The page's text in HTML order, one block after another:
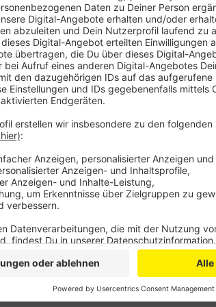
Wie der Veranstalter mitteilt, könnt
anmelden. Im vergangenen Jahr
die Startplätze begrenzt sind,
Infos findet ihr hier!